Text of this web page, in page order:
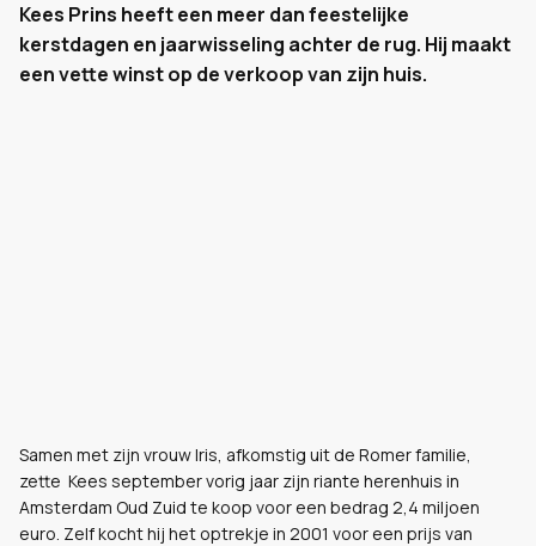
Kees Prins heeft een meer dan feestelijke
kerstdagen en jaarwisseling achter de rug. Hij maakt
een vette winst op de verkoop van zijn huis.
Samen met zijn vrouw Iris, afkomstig uit de Romer familie,
zette Kees september vorig jaar zijn riante herenhuis in
Amsterdam Oud Zuid te koop voor een bedrag 2,4 miljoen
euro. Zelf kocht hij het optrekje in 2001 voor een prijs van